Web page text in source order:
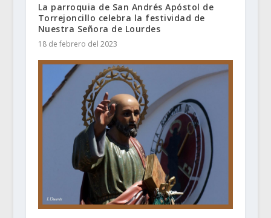
La parroquia de San Andrés Apóstol de
Torrejoncillo celebra la festividad de
Nuestra Señora de Lourdes
18 de febrero del 2023